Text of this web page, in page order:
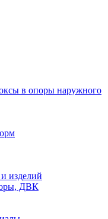
в опоры наружного
изделий
ДВК